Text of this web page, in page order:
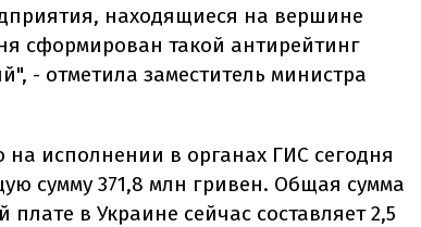
находящиеся на вершине
сформирован такой антирейтинг
- отметила заместитель министра
на исполнении в органах ГИС сегодня
сумму 371,8 млн гривен. Общая сумма
в Украине сейчас составляет 2,5